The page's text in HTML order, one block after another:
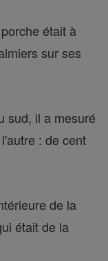
était à
sur ses
sud, il a mesuré
: de cent
de la
était de la